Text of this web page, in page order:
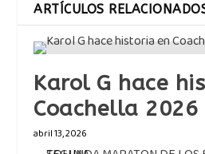
ARTÍCULOS
Karol G hace
Coachella 2026
abril 13, 2026